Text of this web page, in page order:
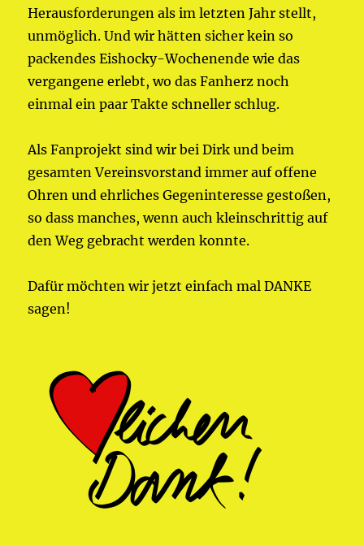
Herausforderungen als im letzten Jahr stellt,
unmöglich. Und wir hätten sicher kein so
packendes Eishocky-Wochenende wie das
vergangene erlebt, wo das Fanherz noch
einmal ein paar Takte schneller schlug.
Als Fanprojekt sind wir bei Dirk und beim
gesamten Vereinsvorstand immer auf offene
Ohren und ehrliches Gegeninteresse gestoßen,
so dass manches, wenn auch kleinschrittig auf
den Weg gebracht werden konnte.
Dafür möchten wir jetzt einfach mal DANKE
sagen!